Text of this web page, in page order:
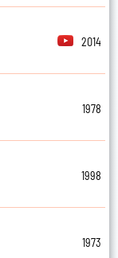
2014
1978
1998
1973